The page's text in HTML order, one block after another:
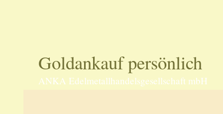
Goldankauf persönlich
ANKA Edelmetallhandelsgesellschaft mbH